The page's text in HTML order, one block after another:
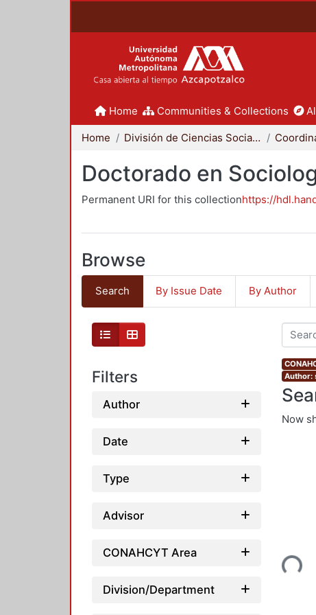
Home Communities & Collections
Home División de Ciencias Sociales y Humanidades
Doctorado en
Permanent URI for this collectionhttps://
Browse
Search By Issue Date By Author
Filters
Author
Date
Type
Advisor
CONAHCYT Area
Division/Department
Author:
Now
Loading...